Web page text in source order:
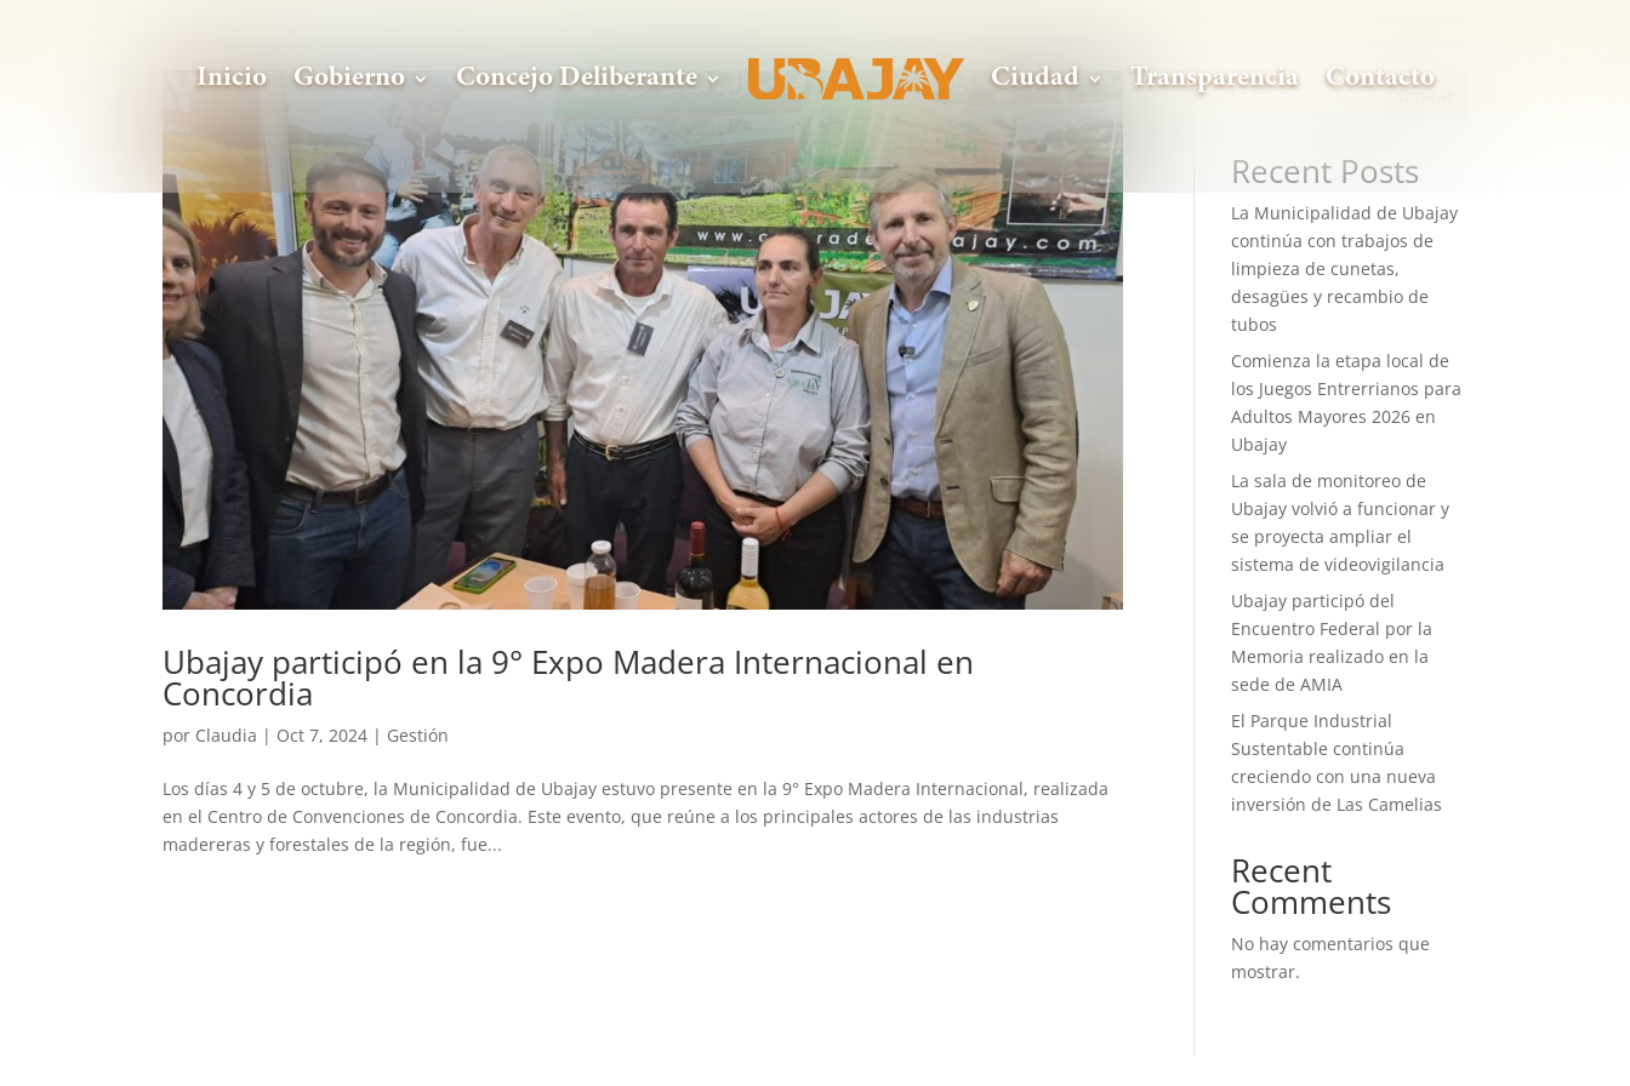
Inicio Gobierno Concejo Deliberante Ciudad Transparencia Contacto
Ubajay participó en la 9° Expo Madera Internacional en
Concordia
por Claudia | Oct 7, 2024 | Gestión
Los días 4 y 5 de octubre, la Municipalidad de Ubajay estuvo presente en la 9° Expo Madera Internacional, realizada
en el Centro de Convenciones de Concordia. Este evento, que reúne a los principales actores de las industrias
madereras y forestales de la región, fue...
Buscar
Recent Posts
La Municipalidad de Ubajay
continúa con trabajos de
limpieza de cunetas,
desagües y recambio de
tubos
Comienza la etapa local de
los Juegos Entrerrianos para
Adultos Mayores 2026 en
Ubajay
La sala de monitoreo de
Ubajay volvió a funcionar y
se proyecta ampliar el
sistema de videovigilancia
Ubajay participó del
Encuentro Federal por la
Memoria realizado en la
sede de AMIA
El Parque Industrial
Sustentable continúa
creciendo con una nueva
inversión de Las Camelias
Recent
Comments
No hay comentarios que
mostrar.